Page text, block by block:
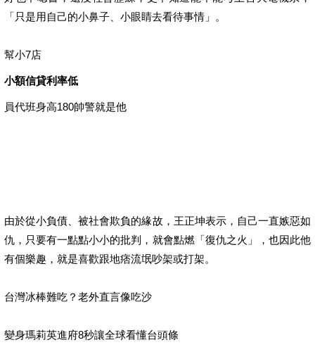
「只是用自己的小鼻子、小眼睛去看待事情」。
幫小7店
小額信貸利率低
員代班身高180帥警就是他
由於從小負債、被社會欺負的緣故，王正坤表示，自己一直嫉惡如
仇，只要有一點點小小的批判，就會點燃「復仇之火」，也因此他
有個樂趣，就是喜歡跟地痞流氓吵架或打架。
台灣冰棒難吃？老外直言像吃沙
變身瑪莉英進府8秒讓全球看懂台頭條